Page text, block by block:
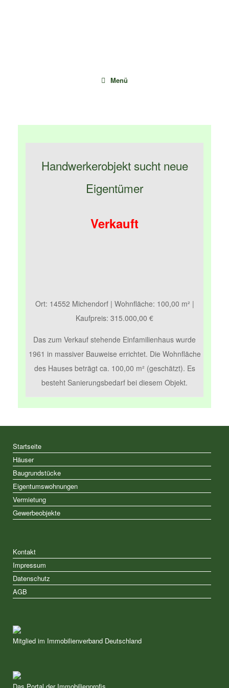
Menü
Handwerkerobjekt sucht neue
Eigentümer
Verkauft
Ort: 14552 Michendorf | Wohnfläche: 100,00 m² |
Kaufpreis: 315.000,00 €
Das zum Verkauf stehende Einfamilienhaus wurde
1961 in massiver Bauweise errichtet. Die Wohnfläche
des Hauses beträgt ca. 100,00 m² (geschätzt). Es
besteht Sanierungsbedarf bei diesem Objekt.
Startseite
Häuser
Baugrundstücke
Eigentumswohnungen
Vermietung
Gewerbeobjekte
Kontakt
Impressum
Datenschutz
AGB
Mitglied im Immobilienverband Deutschland